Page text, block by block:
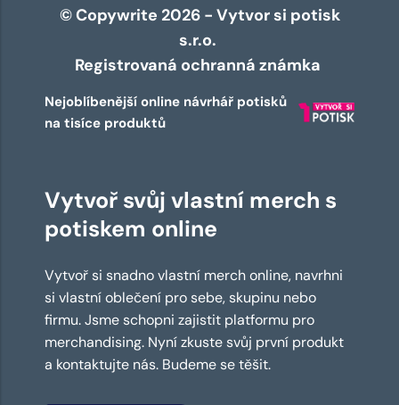
© Copywrite 2026 - Vytvor si potisk
s.r.o.
Registrovaná ochranná známka
Nejoblíbenější online návrhář potisků
na tisíce produktů
Vytvoř svůj vlastní merch s
potiskem online
Vytvoř si snadno vlastní merch online, navrhni
si vlastní oblečení pro sebe, skupinu nebo
firmu. Jsme schopni zajistit platformu pro
merchandising. Nyní zkuste svůj první produkt
a kontaktujte nás. Budeme se těšit.